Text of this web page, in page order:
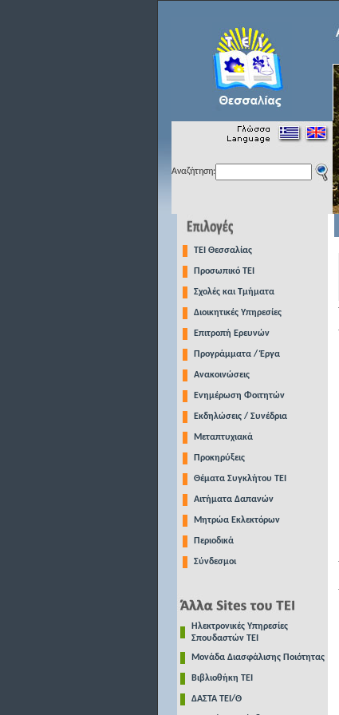
Αναζήτηση:
TEI Θεσσαλίας
Προσωπικό ΤΕΙ
Σχολές και Τμήματα
Διοικητικές Υπηρεσίες
Επιτροπή Ερευνών
Προγράμματα / Έργα
Ανακοινώσεις
Ενημέρωση Φοιτητών
Εκδηλώσεις / Συνέδρια
Μεταπτυχιακά
Προκηρύξεις
Θέματα Συγκλήτου ΤΕΙ
Αιτήματα Δαπανών
Μητρώα Εκλεκτόρων
Περιοδικά
Σύνδεσμοι
Ηλεκτρονικές Υπηρεσίες
Σπουδαστών ΤΕΙ
Μονάδα Διασφάλισης Ποιότητας
Βιβλιοθήκη ΤΕΙ
ΔΑΣΤΑ ΤΕΙ/Θ